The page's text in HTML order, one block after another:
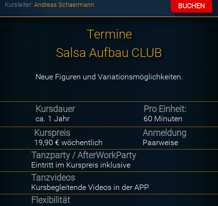
Kursleiter: Andreas Schaermann BUCHEN
Termine
Salsa Aufbau CLUB
Neue Figuren und Variationsmöglichkeiten.
Kursdauer
ca. 1 Jahr
Pro Einheit:
60 Minuten
Kurspreis
19,90 € wöchentlich
Anmeldung
Paarweise
Tanzparty / AfterWorkParty
Eintritt im Kurspreis inklusive
Tanzvideos
Kursbegleitende Videos in der APP
Flexibilität